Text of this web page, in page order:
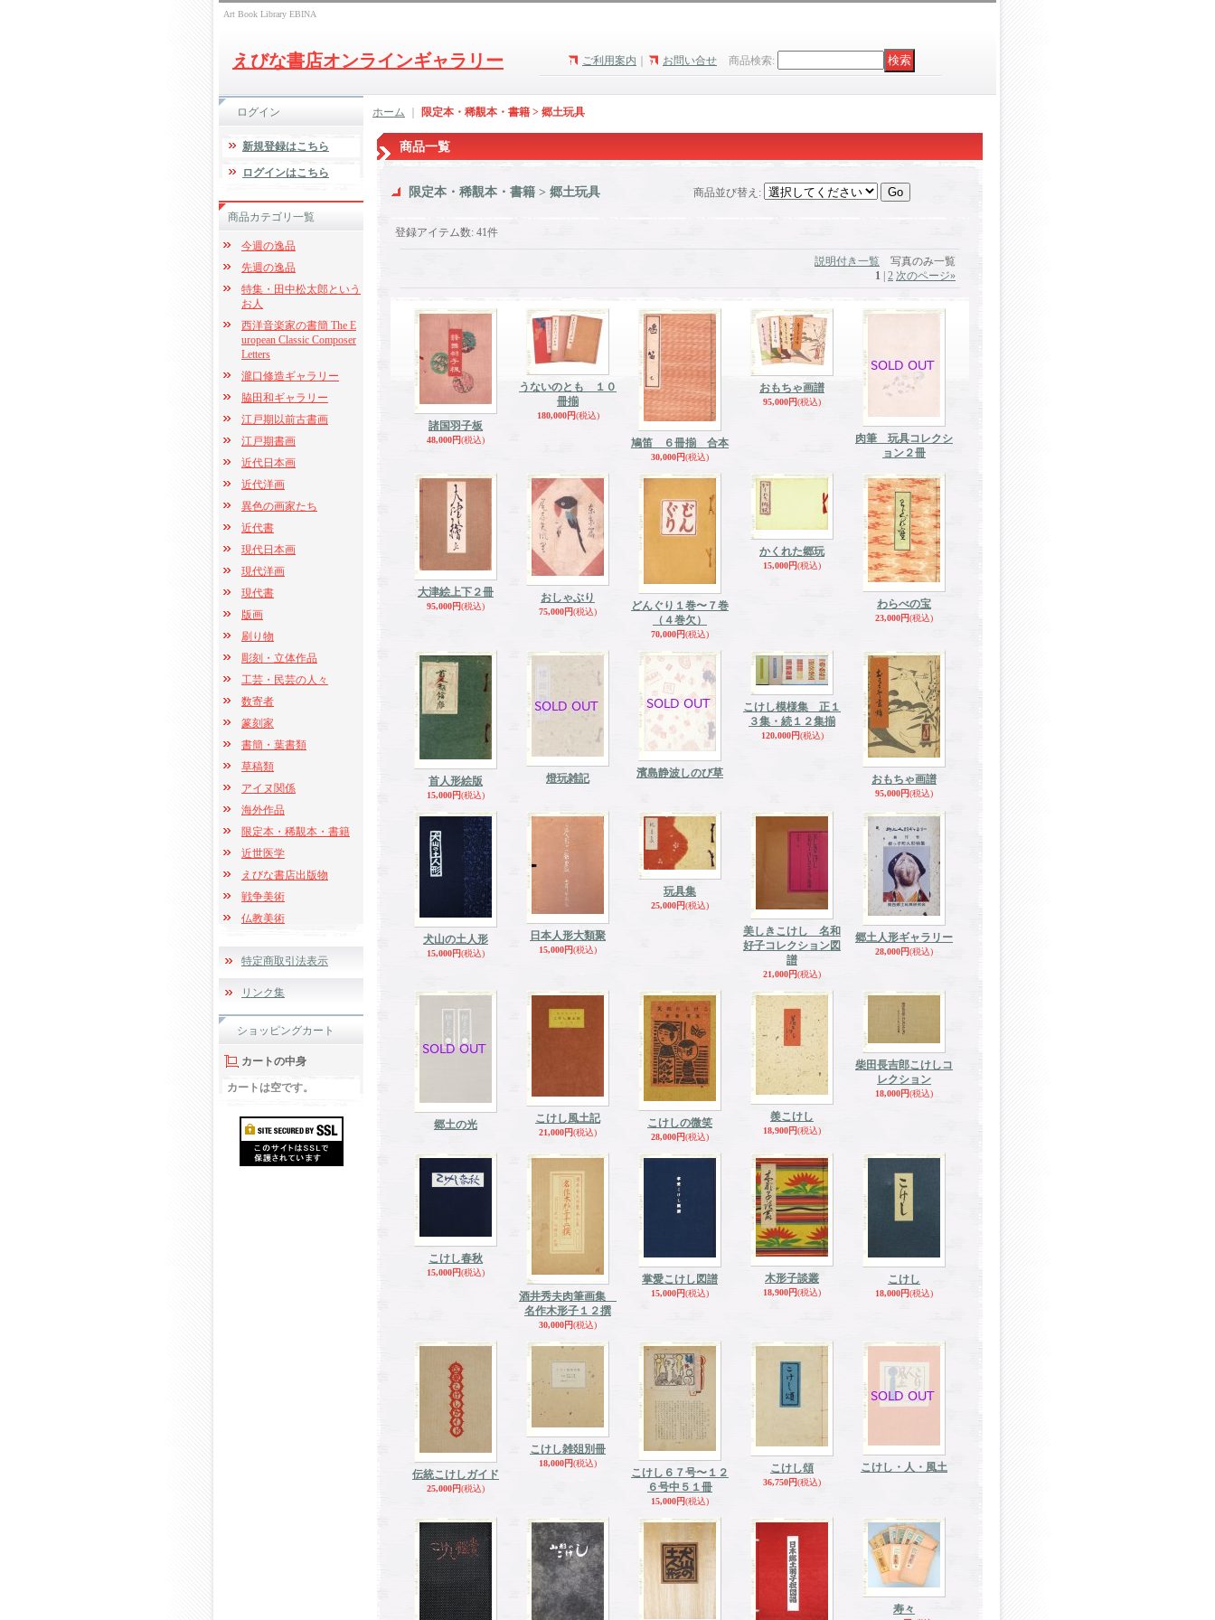
Art Book Library EBINA
えびな書店オンラインギャラリー ご利用案内 お問い合せ 商品検索:
ログイン
新規登録はこちら
ログインはこちら
商品カテゴリ一覧
今週の逸品
先週の逸品
特集・田中松太郎という
お人
西洋音楽家の書簡 The E
uropean Classic Composer
Letters
瀧口修造ギャラリー
脇田和ギャラリー
江戸期以前古書画
江戸期書画
近代日本画
近代洋画
異色の画家たち
近代書
現代日本画
現代洋画
現代書
版画
刷り物
彫刻・立体作品
工芸・民芸の人々
数寄者
篆刻家
書簡・葉書類
草稿類
アイヌ関係
海外作品
限定本・稀覯本・書籍
近世医学
えびな書店出版物
戦争美術
仏教美術
特定商取引法表示
リンク集
ショッピングカート
カートの中身
カートは空です。
ホーム 限定本・稀覯本・書籍 > 郷土玩具
商品一覧
限定本・稀覯本・書籍 > 郷土玩具 商品並び替え :
登録アイテム数: 41件
説明付き一覧 写真のみ一覧
1 2 次のページ»
諸国羽子板
48,000円(税込)
うないのとも １０
冊揃
180,000円(税込)
鳩笛 ６冊揃 合本
30,000円(税込)
おもちゃ画譜
95,000円(税込)
肉筆 玩具コレクシ
ョン２冊
大津絵上下２冊
95,000円(税込)
おしゃぶり
75,000円(税込)
どんぐり１巻〜７巻
（４巻欠）
70,000円(税込)
かくれた郷玩
15,000円(税込)
わらべの宝
23,000円(税込)
首人形絵版
15,000円(税込)
燈玩雑記 濱島静波しのび草
こけし模様集 正１
３集・続１２集揃
120,000円(税込)
おもちゃ画譜
95,000円(税込)
犬山の土人形
15,000円(税込)
日本人形大類聚
15,000円(税込)
玩具集
25,000円(税込)
美しきこけし 名和
好子コレクション図
譜
21,000円(税込)
郷土人形ギャラリー
28,000円(税込)
郷土の光 こけし風土記
21,000円(税込)
こけしの微笑
28,000円(税込)
羨こけし
18,900円(税込)
柴田長吉郎こけしコ
レクション
18,000円(税込)
こけし春秋
15,000円(税込)
酒井秀夫肉筆画集
名作木形子１２撰
30,000円(税込)
掌愛こけし図譜
15,000円(税込)
木形子談叢
18,900円(税込)
こけし
18,000円(税込)
伝統こけしガイド
25,000円(税込)
こけし雑爼別冊
18,000円(税込)
こけし６７号〜１２
６号中５１冊
15,000円(税込)
こけし頌
36,750円(税込)
こけし・人・風土
寿々